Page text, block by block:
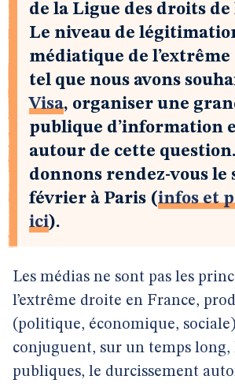
de la Ligue des droits de
Le niveau de
médiatique de
tel que nous avons
Visa, organiser une
publique d’information
autour de cette
donnons rendez-vous le
février à Paris (infos et
ici).
Les médias ne sont pas les
l’extrême droite en France,
(politique, économique,
conjuguent, sur un temps
publiques, le durcissement